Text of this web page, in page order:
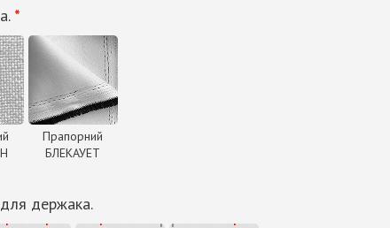
*
Прапорний
БЛЕКАУЕТ
держака.